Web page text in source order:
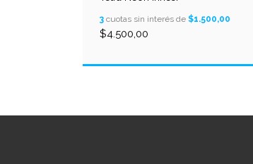
3 cuotas sin interés de $1.500,00
$4.500,00